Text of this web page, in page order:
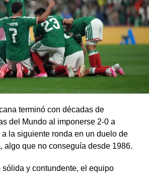
terminó con décadas de
del Mundo al imponerse 2-0 a
la siguiente ronda en un duelo de
algo que no conseguía desde 1986.
y contundente, el equipo